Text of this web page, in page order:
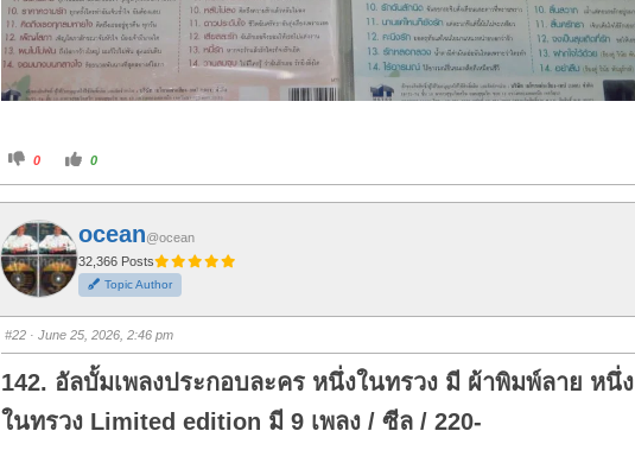
C
i
k
f
o
r
t
h
u
m
d
o
n
.
0
C
l
i
k
o
r
t
h
u
m
u
p
0
ocean@ocean
32,366 Posts
Topic Author
#22· June 25, 2026, 2:46 pm
142. อัลบั้มเพลงประกอบละคร หนึ่งในทรวง มี ผ้าพิมพ์ลาย หนึ่ง
ในทรวง Limited edition มี 9 เพลง / ซีล / 220-